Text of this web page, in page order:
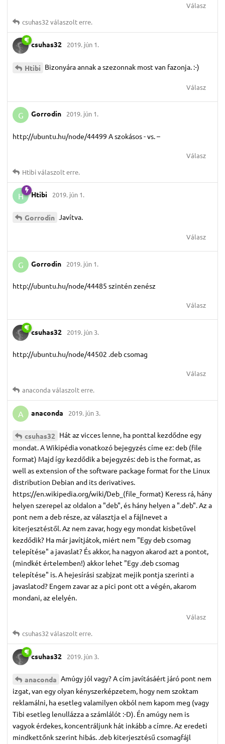
Válasz
csuhas32 válaszolt erre.
csuhas32 2019. jún 1.
Htibi Bizonyára annak a szezonnak most van fazonja. :-)
Válasz
G Gorrodin 2019. jún 1.
http://ubuntu.hu/node/44499 A szokásos - vs. –
Válasz
Htibiválaszolt erre.
H Htibi 2019. jún 1.
Gorrodin Javítva.
Válasz
G Gorrodin 2019. jún 1.
http://ubuntu.hu/node/44485 szintén zenész
Válasz
csuhas32 2019. jún 3.
http://ubuntu.hu/node/44502 .deb csomag
Válasz
anaconda válaszolt erre.
A anaconda 2019. jún 3.
csuhas32 Hát az vicces lenne, ha ponttal kezdődne egy
mondat. A Wikipédia vonatkozó bejegyzés címe ez: deb (file
format) Majd így kezdődik a bejegyzés: deb is the format, as
well as extension of the software package format for the Linux
distribution Debian and its derivatives.
https://en.wikipedia.org/wiki/Deb_(file_format) Keress rá, hány
helyen szerepel az oldalon a "deb", és hány helyen a ".deb". Az a
pont nem a deb része, az választja el a fájlnevet a
kiterjesztéstől. Az nem zavar, hogy egy mondat kisbetűvel
kezdődik? Ha már javítjátok, miért nem "Egy deb csomag
telepítése" a javaslat? És akkor, ha nagyon akarod azt a pontot,
(mindkét értelemben!) akkor lehet "Egy .deb csomag
telepítése" is. A hejesírási szabjzat mejik pontja szerinti a
javaslatod? Engem zavar az a pici pont ott a végén, akarom
mondani, az elelyén.
Válasz
csuhas32 válaszolt erre.
csuhas32 2019. jún 3.
anaconda Amúgy jól vagy? A cím javításáért járó pont nem
izgat, van egy olyan kényszerképzetem, hogy nem szoktam
reklamálni, ha esetleg valamilyen okból nem kapom meg (vagy
Tibi esetleg lenullázza a számlálót :-D). Én amúgy nem is
vagyok érdekes, koncentráljunk hát inkább a címre. Az eredeti
mindkettőnk szerint hibás. .deb kiterjesztésű csomagfájl